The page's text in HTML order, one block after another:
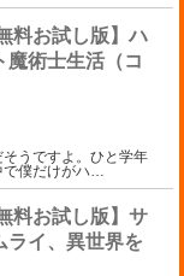
料お試し版】ハ
魔術士生活（コ
うですよ。ひと学年
僕だけがハ
料お試し版】サ
ライ、異世界を